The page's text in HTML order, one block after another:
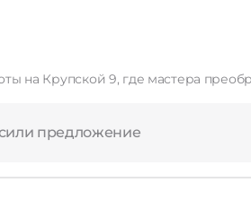
на Крупской 9, где мастера
предложение